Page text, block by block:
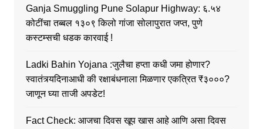
Ganja Smuggling Pune Solapur Highway: ६.५४
कोटींचा तब्बल १३०९ किलो गांजा सोलापुरात जप्त, पुणे
कस्टम्सची धडक कारवाई !
Ladki Bahin Yojana :जुलैचा हप्ता कधी जमा होणार?
स्वातंत्र्यदिनाआधी की रक्षाबंधनाला मिळणार एकत्रित ₹३०००?
जाणून घ्या ताजी अपडेट!
Fact Check: आजचा दिवस खूप खास आहे आणि असा दिवस